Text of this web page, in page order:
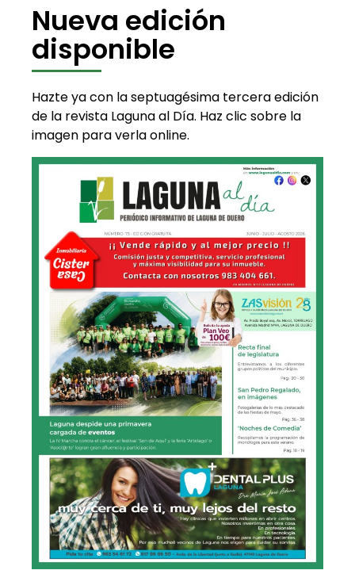
Nueva edición
disponible
Hazte ya con la septuagésima tercera edición
de la revista Laguna al Día. Haz clic sobre la
imagen para verla online.